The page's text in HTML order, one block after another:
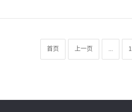
首页 上一页 ...